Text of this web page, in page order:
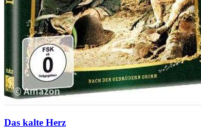
Das kalte Herz